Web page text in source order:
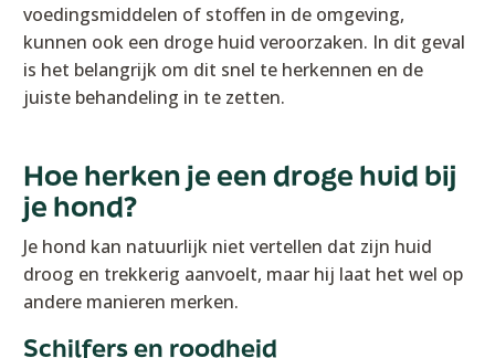
voedingsmiddelen of stoffen in de omgeving,
kunnen ook een droge huid veroorzaken. In dit geval
is het belangrijk om dit snel te herkennen en de
juiste behandeling in te zetten.
Hoe herken je een droge huid bij
je hond?
Je hond kan natuurlijk niet vertellen dat zijn huid
droog en trekkerig aanvoelt, maar hij laat het wel op
andere manieren merken.
Schilfers en roodheid